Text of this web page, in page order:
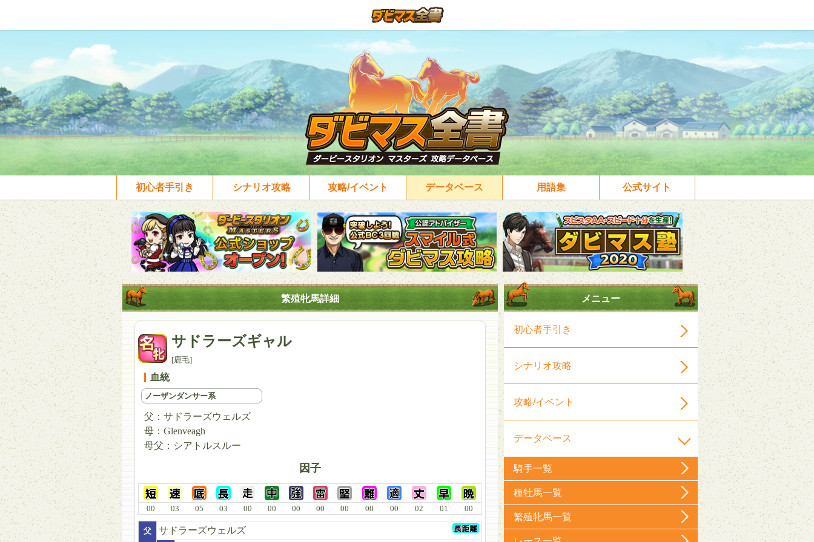
初心者手引き シナリオ攻略 攻略/イベント データベース 用語集 公式サイト
繁殖牝馬詳細
サドラーズギャル
[鹿毛]
血統
ノーザンダンサー系
父： サドラーズウェルズ
母： Glenveagh
母父： シアトルスルー
因子
00 03 05 03 00 00 00 00 00 00 00 02 01 00
父 サドラーズウェルズ
メニュー
初心者手引き
シナリオ攻略
攻略/イベント
データベース
騎手一覧
種牡馬一覧
繁殖牝馬一覧